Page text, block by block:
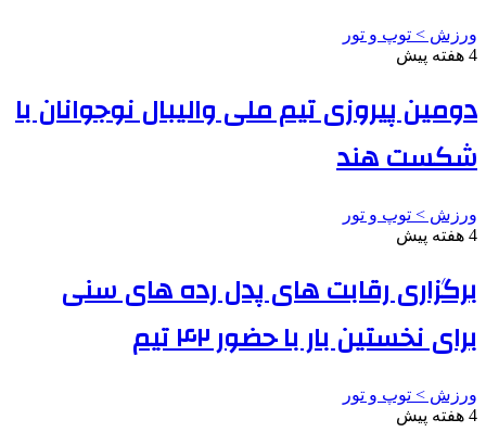
ورزش > توپ و تور
4 هفته پیش
دومین پیروزی تیم ملی والیبال نوجوانان با
شکست هند
ورزش > توپ و تور
4 هفته پیش
برگزاری رقابت های پدل رده های سنی
برای نخستین بار با حضور ۴۲ تیم
ورزش > توپ و تور
4 هفته پیش